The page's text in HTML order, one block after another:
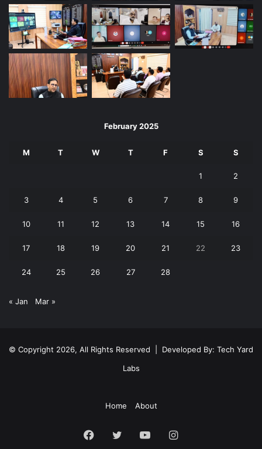
February 2025
M T W T F S S
1 2
3 4 5 6 7 8 9
10 11 12 13 14 15 16
17 18 19 20 21 22 23
24 25 26 27 28
« Jan Mar »
© Copyright 2026, All Rights Reserved | Developed By: Tech Yard
Labs
Home About
Facebook
Twitter YouTubeInstagram